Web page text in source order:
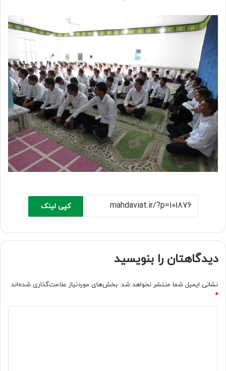
کپی لینک
دیدگاهتان را بنویسید
نشانی ایمیل شما منتشر نخواهد شد. بخش‌های موردنیاز علامت‌گذاری شده‌اند
*